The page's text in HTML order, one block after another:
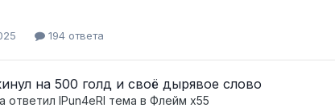
194 ответа
на 500 голд и своё дырявое слово
ответил lPun4eRl тема в Флейм x55